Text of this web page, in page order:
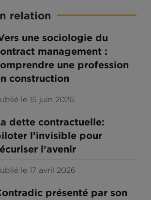
relation
une sociologie du
management :
une profession
construction
le 15 juin 2026
dette contractuelle:
l’invisible pour
l’avenir
le 17 avril 2026
présenté par son